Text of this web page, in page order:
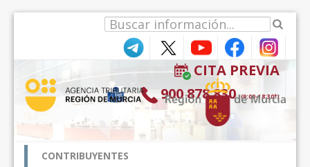
CITA PREVIA
900 878 830 (9:00-18:30*)
CONTRIBUYENTES